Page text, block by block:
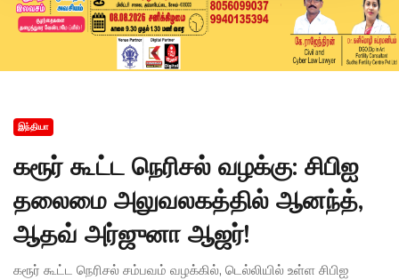
இந்தியா
கரூர் கூட்ட நெரிசல் வழக்கு: சிபிஐ
தலைமை அலுவலகத்தில் ஆனந்த்,
ஆதவ் அர்ஜுனா ஆஜர்!
கரூர் கூட்ட நெரிசல் சம்பவம் வழக்கில், டெல்லியில் உள்ள சிபிஐ